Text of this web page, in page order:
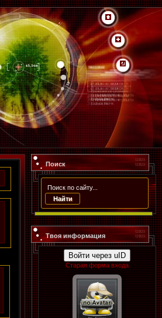
Поиск
Твоя информация
Войти через uID
Старая форма входа